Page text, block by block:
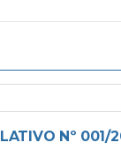
Nº 001/